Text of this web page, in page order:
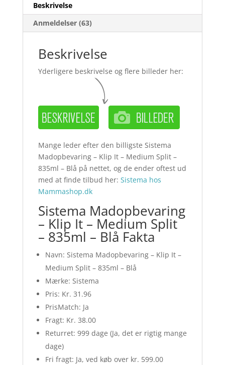
Beskrivelse
Anmeldelser (63)
Beskrivelse
Yderligere beskrivelse og flere billeder her:
Mange leder efter den billigste Sistema
Madopbevaring – Klip It – Medium Split –
835ml – Blå på nettet, og de ender oftest ud
med at finde tilbud her: Sistema hos
Mammashop.dk
Sistema Madopbevaring
– Klip It – Medium Split
– 835ml – Blå Fakta
Navn: Sistema Madopbevaring – Klip It –
Medium Split – 835ml – Blå
Mærke: Sistema
Pris: Kr. 31.96
PrisMatch: Ja
Fragt: Kr. 38.00
Returret: 999 dage (Ja, det er rigtig mange
dage)
Fri fragt: Ja, ved køb over kr. 599.00